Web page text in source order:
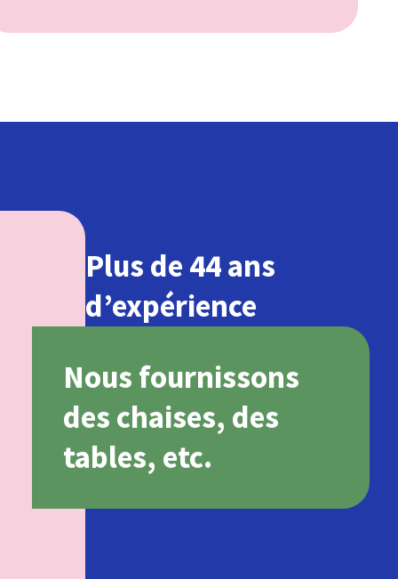
Plus de 44 ans
d’expérience
Nous fournissons
des chaises, des
tables, etc.